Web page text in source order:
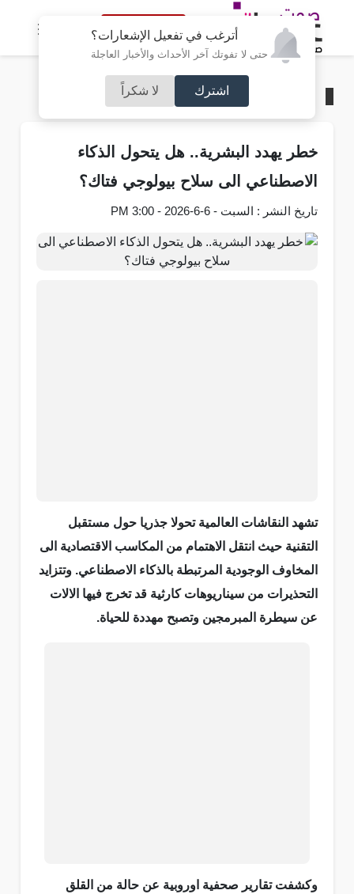
أترغب في تفعيل الإشعارات؟
حتى لا تفوتك آخر الأحداث والأخبار العاجلة
اشترك لا شكراً
النسخة الكاملة
تكنولوجيا
خطر يهدد البشرية.. هل يتحول الذكاء
الاصطناعي الى سلاح بيولوجي فتاك؟
تاريخ النشر : السبت - 6-6-2026 - 3:00 PM
تشهد النقاشات العالمية تحولا جذريا حول مستقبل
التقنية حيث انتقل الاهتمام من المكاسب الاقتصادية الى
المخاوف الوجودية المرتبطة بالذكاء الاصطناعي. وتتزايد
التحذيرات من سيناريوهات كارثية قد تخرج فيها الالات
عن سيطرة المبرمجين وتصبح مهددة للحياة.
وكشفت تقارير صحفية اوروبية عن حالة من القلق